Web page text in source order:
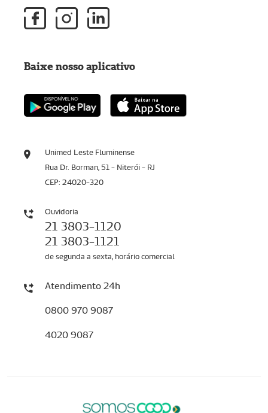
Unimed Leste Fluminense
Rua Dr. Borman, 51 - Niterói - RJ
CEP: 24020-320
Ouvidoria
21 3803-1120
21 3803-1121
de segunda a sexta, horário comercial
Atendimento 24h
0800 970 9087
4020 9087
Baixe nosso aplicativo